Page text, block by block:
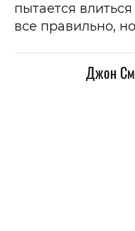
пытается
все правильно,
Джон